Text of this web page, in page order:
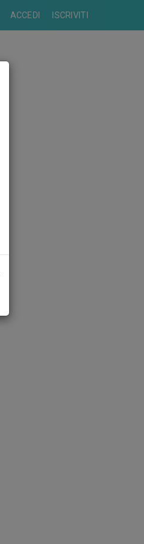
ACCEDI ISCRIVITI